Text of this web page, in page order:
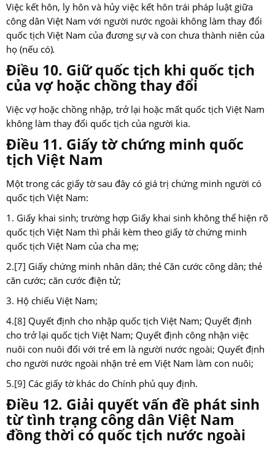
Việc kết hôn, ly hôn và hủy việc kết hôn trái pháp luật giữa
công dân Việt Nam với người nước ngoài không làm thay đổi
quốc tịch Việt Nam của đương sự và con chưa thành niên của
họ (nếu có).
Điều 10. Giữ quốc tịch khi quốc tịch
của vợ hoặc chồng thay đổi
Việc vợ hoặc chồng nhập, trở lại hoặc mất quốc tịch Việt Nam
không làm thay đổi quốc tịch của người kia.
Điều 11. Giấy tờ chứng minh quốc
tịch Việt Nam
Một trong các giấy tờ sau đây có giá trị chứng minh người có
quốc tịch Việt Nam:
1. Giấy khai sinh; trường hợp Giấy khai sinh không thể hiện rõ
quốc tịch Việt Nam thì phải kèm theo giấy tờ chứng minh
quốc tịch Việt Nam của cha mẹ;
2.[7] Giấy chứng minh nhân dân; thẻ Căn cước công dân; thẻ
căn cước; căn cước điện tử;
3. Hộ chiếu Việt Nam;
4.[8] Quyết định cho nhập quốc tịch Việt Nam; Quyết định
cho trở lại quốc tịch Việt Nam; Quyết định công nhận việc
nuôi con nuôi đối với trẻ em là người nước ngoài; Quyết định
cho người nước ngoài nhận trẻ em Việt Nam làm con nuôi;
5.[9] Các giấy tờ khác do Chính phủ quy định.
Điều 12. Giải quyết vấn đề phát sinh
từ tình trạng công dân Việt Nam
đồng thời có quốc tịch nước ngoài